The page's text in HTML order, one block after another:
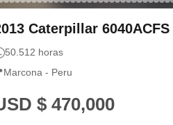
Caterpillar 6040ACFS
50.512 horas
Marcona - Peru
$ 470,000